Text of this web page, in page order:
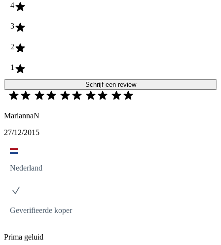
4
3
2
1
Schrijf een review
MariannaN
27/12/2015
Nederland
Geverifieerde koper
Prima geluid